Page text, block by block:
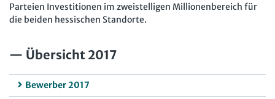
Parteien Investitionen im zweistelligen Millionenbereich für
die beiden hessischen Standorte.
Übersicht 2017
Bewerber 2017